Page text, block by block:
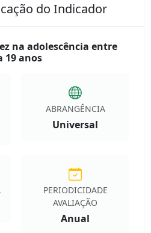
do Indicador
na adolescência entre
19 anos
ABRANGÊNCIA
Universal
PERIODICIDADE
AVALIAÇÃO
Anual